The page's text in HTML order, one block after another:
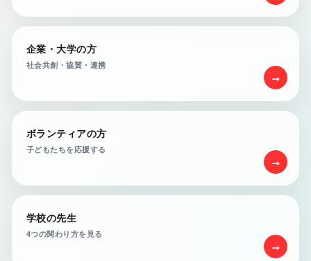
企業・大学の方
社会共創・協賛・連携
→
ボランティアの方
子どもたちを応援する
→
学校の先生
4つの関わり方を見る
→